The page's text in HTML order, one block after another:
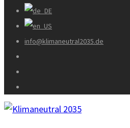
info@klimaneutral2035.de